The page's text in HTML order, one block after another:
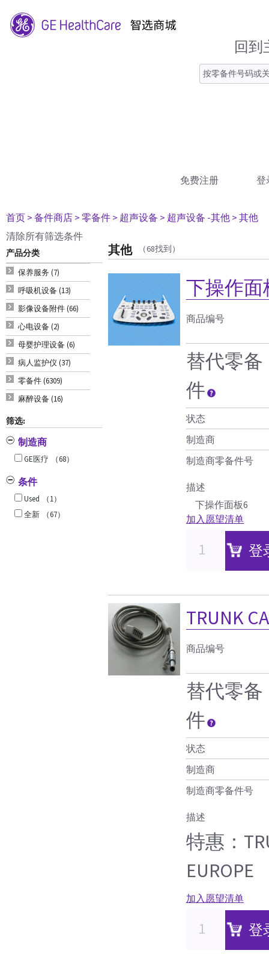
回到
免费注册 登
首页 > 备件商店 > 零备件 > 超声设备 > 超声设备 -其他 > 其他
清除所有筛选条件
产品分类
保养服务 (7)
呼吸机设备 (13)
影像设备附件 (66)
心电设备 (2)
母婴护理设备 (6)
病人监护仪 (37)
零备件 (6309)
麻醉设备 (16)
筛选:
制造商
GE医疗 （68）
条件
Used
（1）
全新
（67）
其他 （68找到）
下操作面
商品编号
替代零备
件
状态
制造商
制造商零备件号
描述
下操作面板6
加入愿望清单
登
TRUNK
商品编号
替代零备
件
状态
制造商
制造商零备件号
描述
特惠：
EUROPE
加入愿望清单
登